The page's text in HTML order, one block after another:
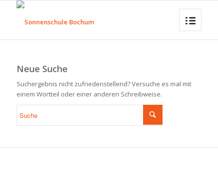
Neue Suche
Suchergebnis nicht zufriedenstellend? Versuche es mal mit
einem Wortteil oder einer anderen Schreibweise.